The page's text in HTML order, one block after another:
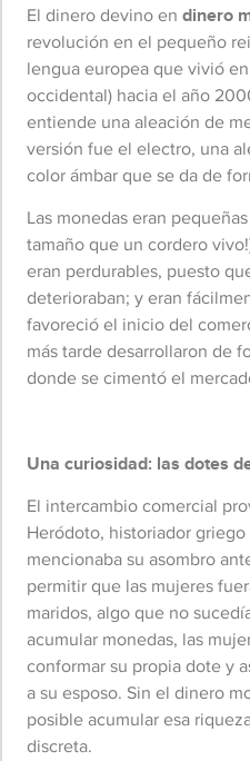
El dinero devino en dinero
revolución en el pequeño
lengua europea que vivió
occidental) hacia el año
entiende una aleación de
versión fue el electro, una
color ámbar que se da de
Las monedas eran
tamaño que un cordero
eran perdurables, puesto
deterioraban; y eran
favoreció el inicio del
más tarde desarrollaron de
donde se cimentó el
Una curiosidad: las dotes
El intercambio comercial
Heródoto, historiador
mencionaba su asombro
permitir que las mujeres
maridos, algo que no
acumular monedas, las
conformar su propia dote y
a su esposo. Sin el dinero
posible acumular esa
discreta.